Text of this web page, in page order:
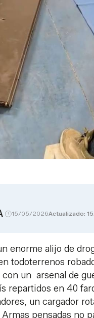
15/05/2026Actualizado:
enorme alijo de
todoterrenos
un arsenal de
repartidos en 40
un cargador
pensadas no